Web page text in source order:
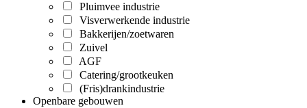
Pluimvee industrie
Visverwerkende industrie
Bakkerijen/zoetwaren
Zuivel
AGF
Catering/grootkeuken
(Fris)drankindustrie
Openbare gebouwen